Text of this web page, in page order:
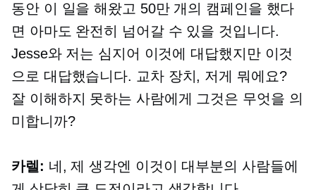
동안 이 일을 해왔고 50만 개의 캠페인을 했다
면 아마도 완전히 넘어갈 수 있을 것입니다.
Jesse와 저는 심지어 이것에 대답했지만 이것
으로 대답했습니다. 교차 장치, 저게 뭐에요?
잘 이해하지 못하는 사람에게 그것은 무엇을 의
미합니까?
카렐: 네, 제 생각엔 이것이 대부분의 사람들에